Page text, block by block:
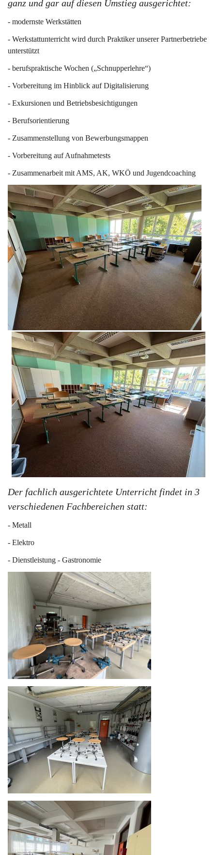
ganz und gar auf diesen Umstieg ausgerichtet:
- modernste Werkstätten
- Werkstattunterricht wird durch Praktiker unserer Partnerbetriebe
unterstützt
- berufspraktische Wochen („Schnupperlehre“)
- Vorbereitung im Hinblick auf Digitalisierung
- Exkursionen und Betriebsbesichtigungen
- Berufsorientierung
- Zusammenstellung von Bewerbungsmappen
- Vorbereitung auf Aufnahmetests
- Zusammenarbeit mit AMS, AK, WKÖ und Jugendcoaching
Der fachlich ausgerichtete Unterricht findet in 3
verschiedenen Fachbereichen statt:
- Metall
- Elektro
- Dienstleistung - Gastronomie